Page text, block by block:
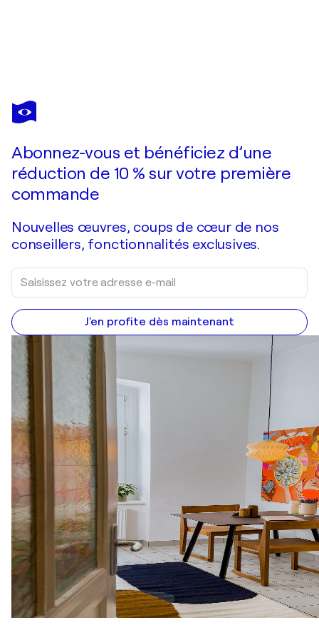
PACO
MUÑOZ
Je passe commande
Abonnez-vous et bénéficiez d’une
réduction de 10 % sur votre première
commande
Nouvelles œuvres, coups de cœur de nos
conseillers, fonctionnalités exclusives.
J'en profite dès maintenant